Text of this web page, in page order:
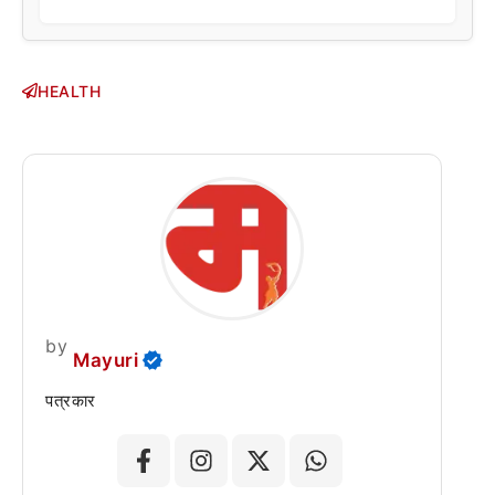
HEALTH
by
Mayuri
पत्रकार